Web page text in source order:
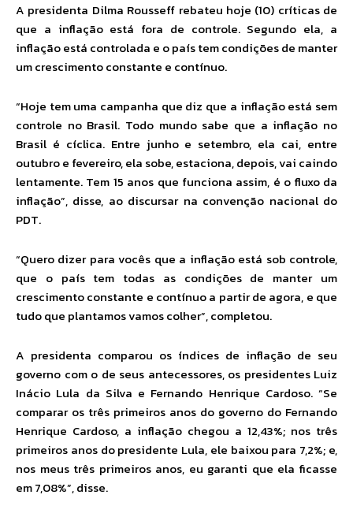
A presidenta Dilma Rousseff rebateu hoje (10) críticas de
que a inflação está fora de controle. Segundo ela, a
inflação está controlada e o país tem condições de manter
um crescimento constante e contínuo.
“Hoje tem uma campanha que diz que a inflação está sem
controle no Brasil. Todo mundo sabe que a inflação no
Brasil é cíclica. Entre junho e setembro, ela cai, entre
outubro e fevereiro, ela sobe, estaciona, depois, vai caindo
lentamente. Tem 15 anos que funciona assim, é o fluxo da
inflação”, disse, ao discursar na convenção nacional do
PDT.
“Quero dizer para vocês que a inflação está sob controle,
que o país tem todas as condições de manter um
crescimento constante e contínuo a partir de agora, e que
tudo que plantamos vamos colher”, completou.
A presidenta comparou os índices de inflação de seu
governo com o de seus antecessores, os presidentes Luiz
Inácio Lula da Silva e Fernando Henrique Cardoso. “Se
comparar os três primeiros anos do governo do Fernando
Henrique Cardoso, a inflação chegou a 12,43%; nos três
primeiros anos do presidente Lula, ele baixou para 7,2%; e,
nos meus três primeiros anos, eu garanti que ela ficasse
em 7,08%”, disse.